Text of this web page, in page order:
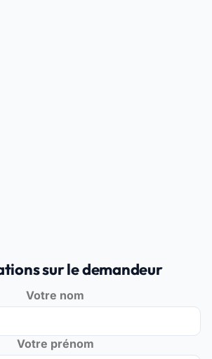
sur le demandeur
Votre nom
Votre prénom